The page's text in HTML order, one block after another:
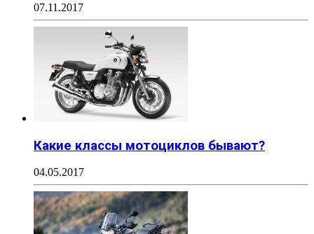
07.11.2017
Какие классы мотоциклов бывают?
04.05.2017